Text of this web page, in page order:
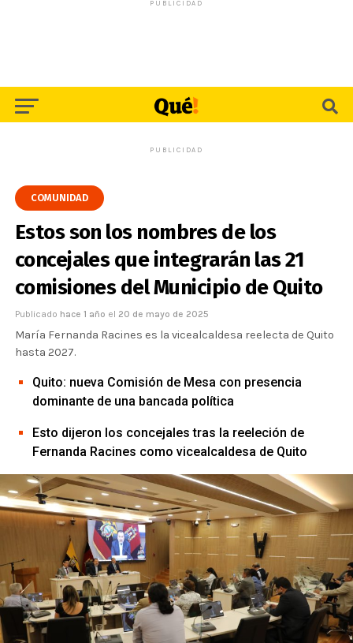
PUBLICIDAD
PUBLICIDAD
COMUNIDAD
Estos son los nombres de los
concejales que integrarán las 21
comisiones del Municipio de Quito
Publicado hace 1 año el 20 de mayo de 2025
María Fernanda Racines es la vicealcaldesa reelecta de Quito
hasta 2027.
Quito: nueva Comisión de Mesa con presencia
dominante de una bancada política
Esto dijeron los concejales tras la reeleción de
Fernanda Racines como vicealcaldesa de Quito